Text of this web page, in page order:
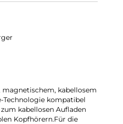
magnetischem, kabellosem
Technologie kompatibel
kabellosen Aufladen
Kopfhörern.Für die